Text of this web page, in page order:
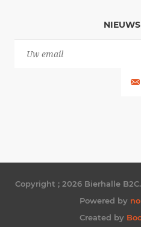
Copyright ; 2026 Bierhalle
Powered by
Created by